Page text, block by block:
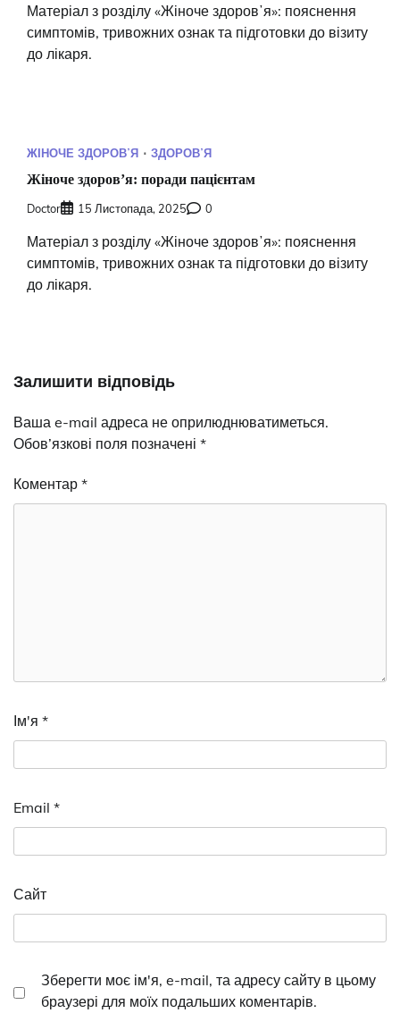
Матеріал з розділу «Жіноче здоровʼя»: пояснення
симптомів, тривожних ознак та підготовки до візиту
до лікаря.
ЖІНОЧЕ ЗДОРОВʼЯ ЗДОРОВʼЯ
Жіноче здоровʼя: поради пацієнтам
Doctor 15 Листопада, 2025 0
Матеріал з розділу «Жіноче здоровʼя»: пояснення
симптомів, тривожних ознак та підготовки до візиту
до лікаря.
Залишити відповідь
Ваша e-mail адреса не оприлюднюватиметься.
Обов’язкові поля позначені *
Коментар *
Ім'я *
Email *
Сайт
Зберегти моє ім'я, e-mail, та адресу сайту в цьому
браузері для моїх подальших коментарів.